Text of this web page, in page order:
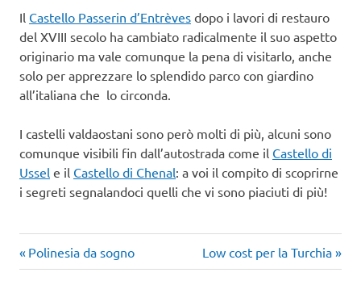
Il Castello Passerin d’Entrèves dopo i lavori di restauro
del XVIII secolo ha cambiato radicalmente il suo aspetto
originario ma vale comunque la pena di visitarlo, anche
solo per apprezzare lo splendido parco con giardino
all’italiana che lo circonda.
I castelli valdaostani sono però molti di più, alcuni sono
comunque visibili fin dall’autostrada come il Castello di
Ussel e il Castello di Chenal: a voi il compito di scoprirne
i segreti segnalandoci quelli che vi sono piaciuti di più!
week end
Navigazione
Articolo
precedente:
Polinesia da sogno
Articolo
successivo:
Low cost per la Turchia